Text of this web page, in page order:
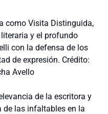
como Visita Distinguida,
y el profundo
con la defensa de los
de expresión. Crédito:
Avello
de la escritora y
de las infaltables en la